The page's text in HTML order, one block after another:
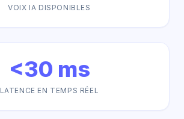
VOIX IA DISPONIBLES
<30 ms
LATENCE EN TEMPS RÉEL